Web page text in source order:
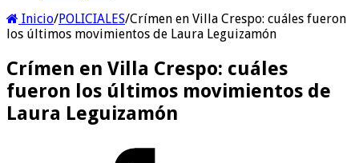
Inicio/POLICIALES/Crímen en Villa Crespo: cuáles fueron
los últimos movimientos de Laura Leguizamón
Crímen en Villa Crespo: cuáles
fueron los últimos movimientos de
Laura Leguizamón